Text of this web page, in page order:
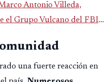
Antonio Villeda,
el Grupo Vulcano del FBI
del Ministerio
una fuerte reacción en